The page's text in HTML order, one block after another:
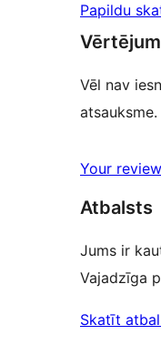
Papildu
Vēl nav
atsauksme.
Your review
Atbalsts
Jums ir
Vajadzīga
Skatīt